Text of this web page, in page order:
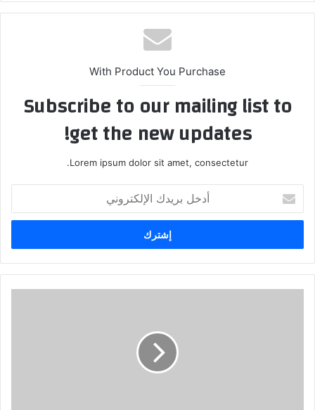
With Product You Purchase
Subscribe to our mailing list to
get the new updates!
Lorem ipsum dolor sit amet, consectetur.
بريدك
الإلكتروني